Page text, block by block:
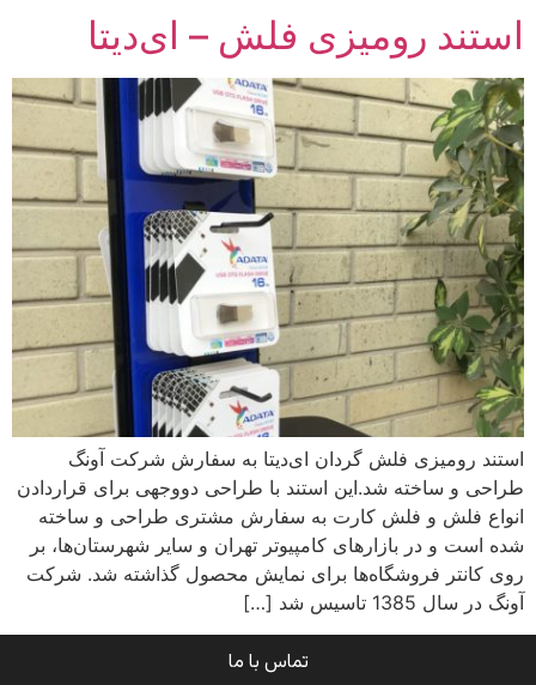
استند رومیزی فلش – ای‌دیتا
استند رومیزی فلش گردان ای‌دیتا به سفارش شرکت آونگ
طراحی و ساخته شد.این استند با طراحی دووجهی برای قراردادن
انواع فلش و فلش کارت به سفارش مشتری طراحی و ساخته
شده است و در بازارهای کامپیوتر تهران و سایر شهرستان‌ها، بر
روی کانتر فروشگاه‌ها برای نمایش محصول گذاشته شد. شرکت
آونگ در سال 1385 تاسیس شد […]
تماس با ما